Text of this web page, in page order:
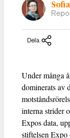
Dela
Under många
dominerats av
interna strider
Expos data,
stiftelsen